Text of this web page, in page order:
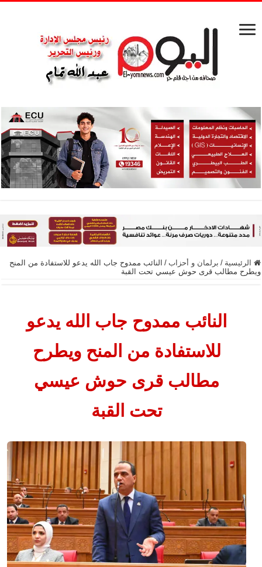
الرئيسية / برلمان و أحزاب / النائب ممدوح جاب الله يدعو للاستفادة من المنح
ويطرح مطالب قرى حوش عيسي تحت القبة
النائب ممدوح جاب الله يدعو
للاستفادة من المنح ويطرح
مطالب قرى حوش عيسي
تحت القبة